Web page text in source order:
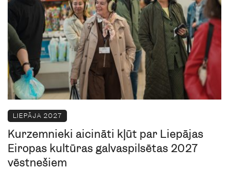
LIEPĀJA 2027
Kurzemnieki aicināti kļūt par Liepājas
Eiropas kultūras galvaspilsētas 2027
vēstnešiem